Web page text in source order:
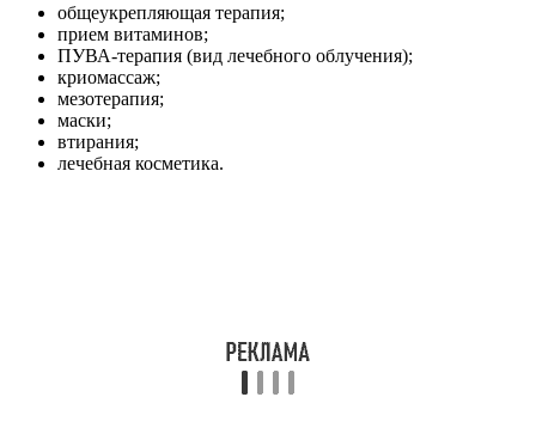
общеукрепляющая терапия;
прием витаминов;
ПУВА-терапия (вид лечебного облучения);
криомассаж;
мезотерапия;
маски;
втирания;
лечебная косметика.